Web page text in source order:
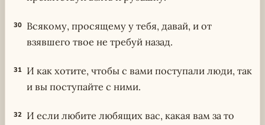
30 Всякому, просящему у тебя, давай, и от
взявшего твое не требуй назад.
31 И как хотите, чтобы с вами поступали люди, так
и вы поступайте с ними.
32 И если любите любящих вас, какая вам за то